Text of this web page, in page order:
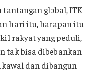
tantangan global, ITK
hari itu, harapan itu
rakyat yang peduli,
tak bisa dibebankan
dan dibangun